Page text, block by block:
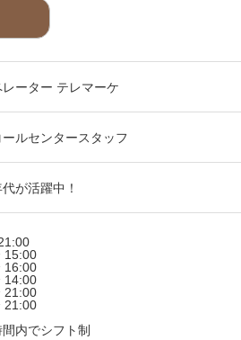
ーター テレマーケ
ルセンタースタッフ
が活躍中！
15:00
16:00
14:00
21:00
21:00
内でシフト制